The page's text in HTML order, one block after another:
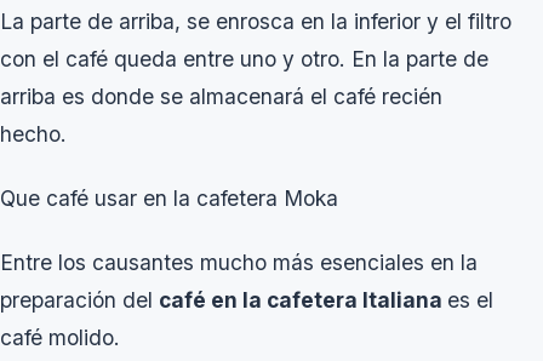
La parte de arriba, se enrosca en la inferior y el filtro
con el café queda entre uno y otro. En la parte de
arriba es donde se almacenará el café recién
hecho.
Que café usar en la cafetera Moka
Entre los causantes mucho más esenciales en la
preparación del café en la cafetera Italiana es el
café molido.